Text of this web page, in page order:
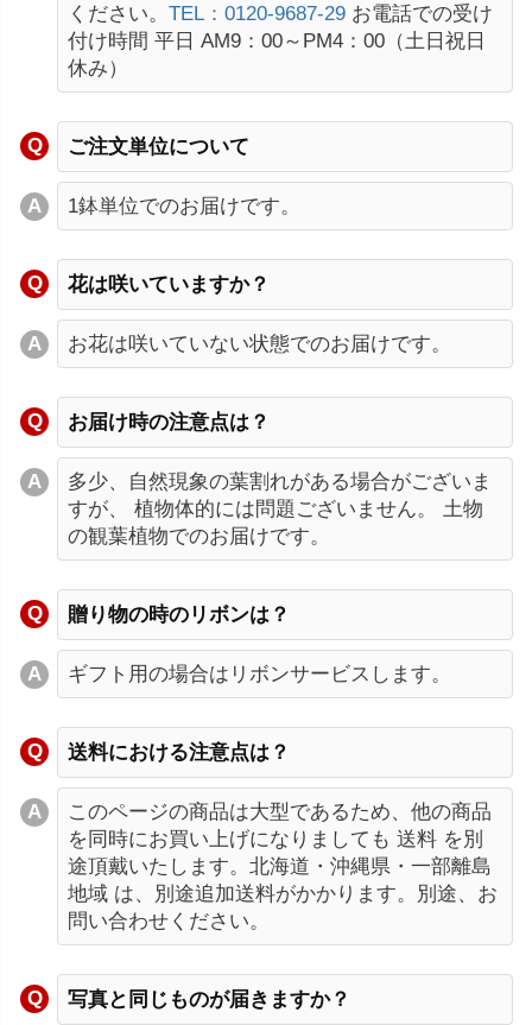
ください。 TEL：0120-9687-29 お電話での受け
付け時間 平日 AM9：00～PM4：00（土日祝日
休み）
ご注文単位について
1鉢単位でのお届けです。
花は咲いていますか？
お花は咲いていない状態でのお届けです。
お届け時の注意点は？
多少、自然現象の葉割れがある場合がございま
すが、 植物体的には問題ございません。 土物
の観葉植物でのお届けです。
贈り物の時のリボンは？
ギフト用の場合はリボンサービスします。
送料における注意点は？
このページの商品は大型であるため、他の商品
を同時にお買い上げになりましても 送料 を別
途頂戴いたします。北海道・沖縄県・一部離島
地域 は、別途追加送料がかかります。別途、お
問い合わせください。
写真と同じものが届きますか？